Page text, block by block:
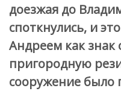
доезжая до
споткнулись, и
Андреем как знак
пригородную
сооружение было